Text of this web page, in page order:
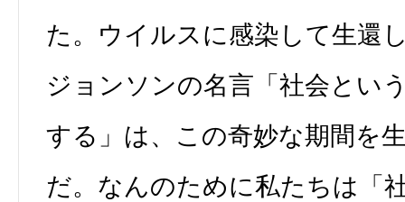
た。ウイルスに感染して生還
ジョンソンの名言「社会とい
する」は、この奇妙な期間を
だ。なんのために私たちは「